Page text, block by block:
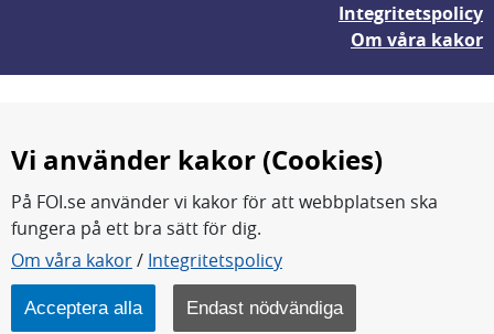
Integritetspolicy
Om våra kakor
FOI forskar för en säkrare värld.
FOI:s kärnverksamhet är forskning, metod- och
teknikutveckling samt analyser och studier.
Myndigheten ligger under Försvarsdepartementet.
Vi använder kakor (Cookies)
På FOI.se använder vi kakor för att webbplatsen ska
fungera på ett bra sätt för dig.
Om våra kakor/ Integritetspolicy
Acceptera alla Endast nödvändiga